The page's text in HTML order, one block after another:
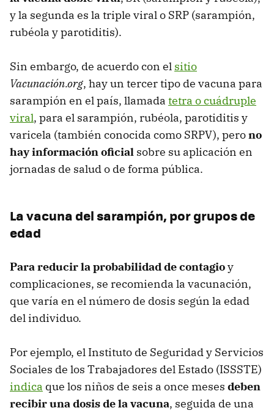
y la segunda es la triple viral o SRP (sarampión,
rubéola y parotiditis).
Sin embargo, de acuerdo con el sitio
Vacunación.org, hay un tercer tipo de vacuna para
sarampión en el país, llamada tetra o cuádruple
viral, para el sarampión, rubéola, parotiditis y
varicela (también conocida como SRPV), perono
hay información oficial sobre su aplicación en
jornadas de salud o de forma pública.
La vacuna del sarampión, por grupos de
edad
Para reducir la probabilidad de contagioy
complicaciones, se recomienda la vacunación,
que varía en el número de dosis según la edad
del individuo.
Por ejemplo, el Instituto de Seguridad y Servicios
Sociales de los Trabajadores del Estado (ISSSTE)
indica que los niños de seis a once meses deben
recibir una dosis de la vacuna, seguida de una